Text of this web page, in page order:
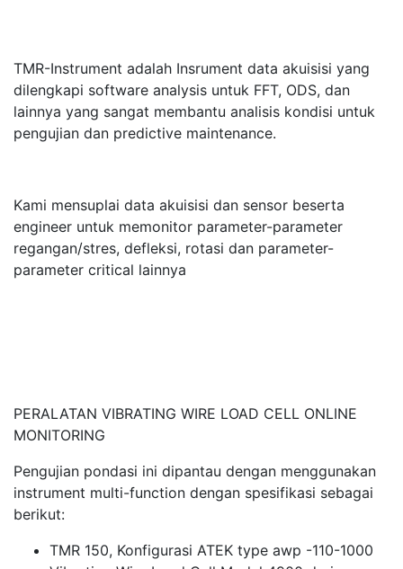
TMR-Instrument adalah Insrument data akuisisi yang
dilengkapi software analysis untuk FFT, ODS, dan
lainnya yang sangat membantu analisis kondisi untuk
pengujian dan predictive maintenance.
Kami mensuplai data akuisisi dan sensor beserta
engineer untuk memonitor parameter-parameter
regangan/stres, defleksi, rotasi dan parameter-
parameter critical lainnya
PERALATAN VIBRATING WIRE LOAD CELL ONLINE
MONITORING
Pengujian pondasi ini dipantau dengan menggunakan
instrument multi-function dengan spesifikasi sebagai
berikut:
TMR 150, Konfigurasi ATEK type awp -110-1000